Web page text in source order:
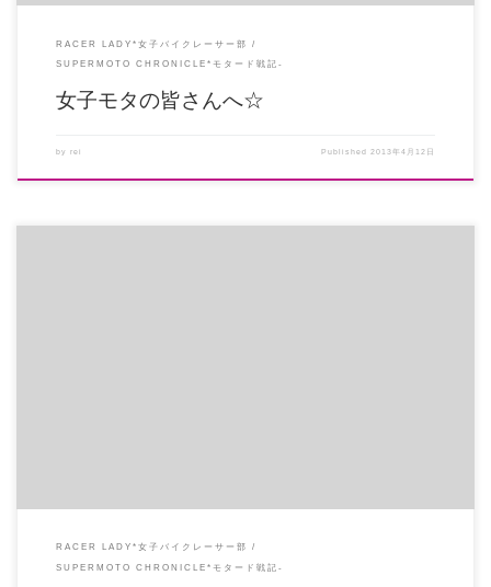
RACER LADY*女子バイクレーサー部
SUPERMOTO CHRONICLE*モタード戦記-
女子モタの皆さんへ☆
by rei Published2013年4月12日
RACER LADY*女子バイクレーサー部
SUPERMOTO CHRONICLE*モタード戦記-